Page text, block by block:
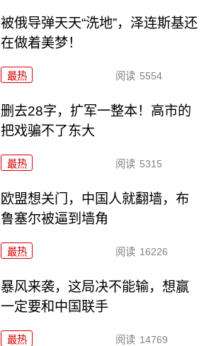
被俄导弹天天“洗地”，泽连斯基还
在做着美梦！
最热 阅读 5554
删去28字，扩军一整本！高市的
把戏骗不了东大
最热 阅读 5315
欧盟想关门，中国人就翻墙，布
鲁塞尔被逼到墙角
最热 阅读 16226
暴风来袭，这局决不能输，想赢
一定要和中国联手
最热 阅读 14769